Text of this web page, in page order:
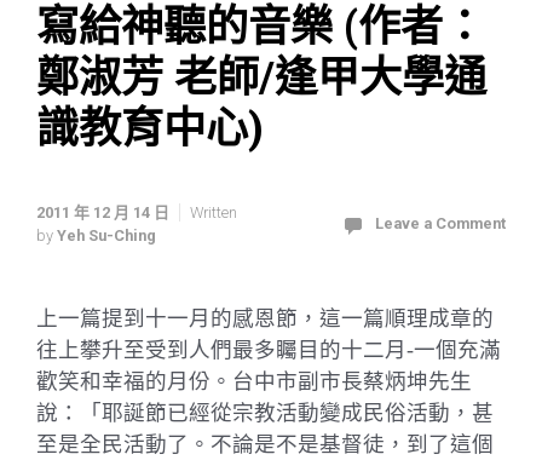
寫給神聽的音樂 (作者：
鄭淑芳 老師/逢甲大學通
識教育中心)
2011 年 12 月 14 日
Written
by Yeh Su-Ching
Leave a Comment
上一篇提到十一月的感恩節，這一篇順理成章的
往上攀升至受到人們最多矚目的十二月‑一個充滿
歡笑和幸福的月份。台中市副市長蔡炳坤先生
說：「耶誕節已經從宗教活動變成民俗活動，甚
至是全民活動了。不論是不是基督徒，到了這個